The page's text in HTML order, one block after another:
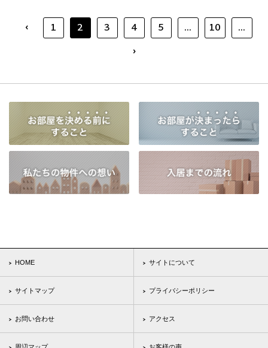
‹ 1 2 3 4 5 ... 10
...
›
HOME サイトについて
サイトマップ プライバシーポリシー
お問い合わせ アクセス